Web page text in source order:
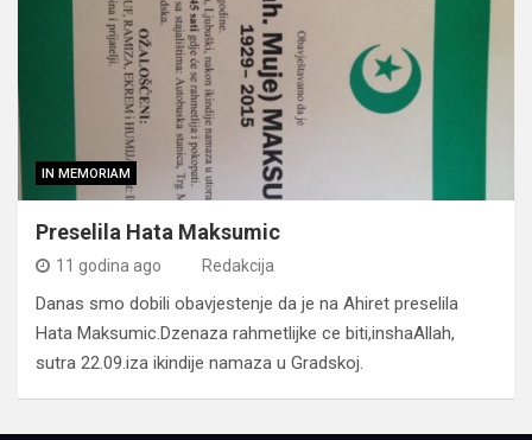
IN MEMORIAM
Preselila Hata Maksumic
11 godina ago Redakcija
Danas smo dobili obavjestenje da je na Ahiret preselila
Hata Maksumic.Dzenaza rahmetlijke ce biti,inshaAllah,
sutra 22.09.iza ikindije namaza u Gradskoj.